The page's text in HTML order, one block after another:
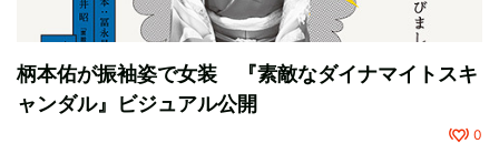
柄本佑が振袖姿で女装 『素敵なダイナマイトスキ
ャンダル』ビジュアル公開
0